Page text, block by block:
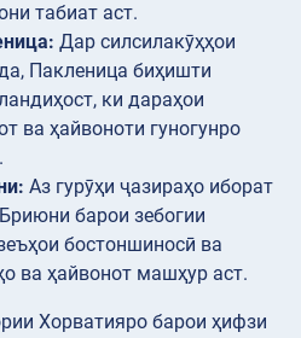
табиат аст.
Дар силсилакӯҳҳои
Пакленица биҳишти
ки дараҳои
ва ҳайвоноти гуногунро
Аз гурӯҳи ҷазираҳо иборат
барои зебогии
бостоншиносӣ ва
ва ҳайвонот машҳур аст.
Хорватияро барои ҳифзи